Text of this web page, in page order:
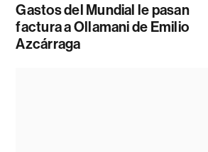
Gastos del Mundial le pasan
factura a Ollamani de Emilio
Azcárraga